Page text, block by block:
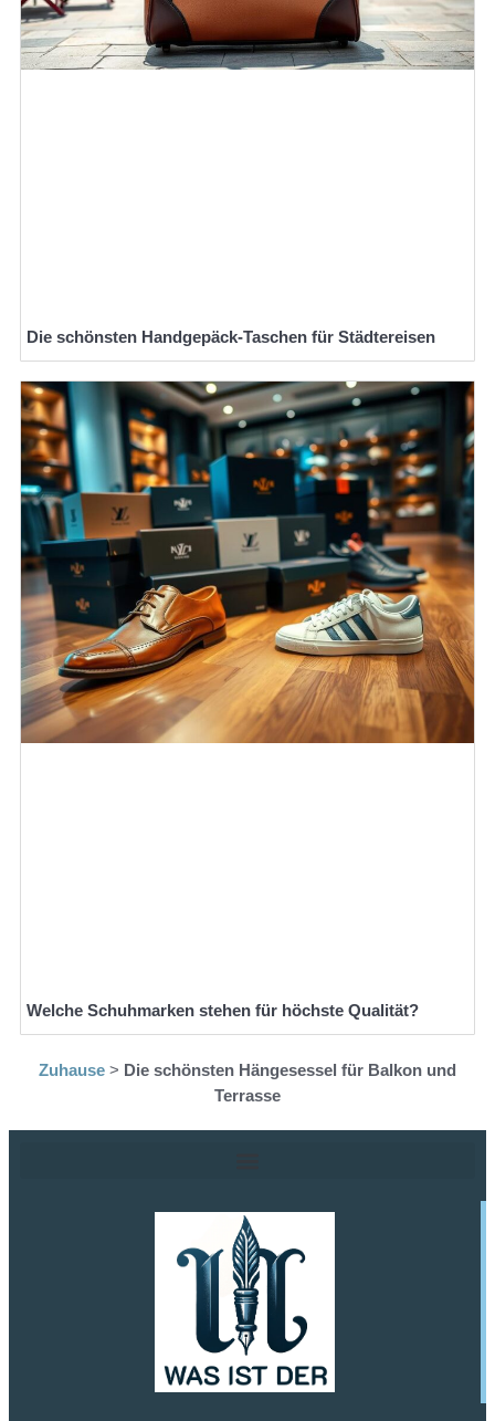
Die schönsten Handgepäck-Taschen für Städtereisen
Welche Schuhmarken stehen für höchste Qualität?
Zuhause > Die schönsten Hängesessel für Balkon und
Terrasse